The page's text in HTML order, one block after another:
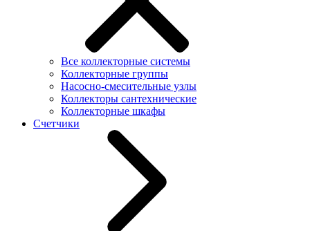
Все коллекторные системы
Коллекторные группы
Насосно-смесительные узлы
Коллекторы сантехнические
Коллекторные шкафы
Счетчики